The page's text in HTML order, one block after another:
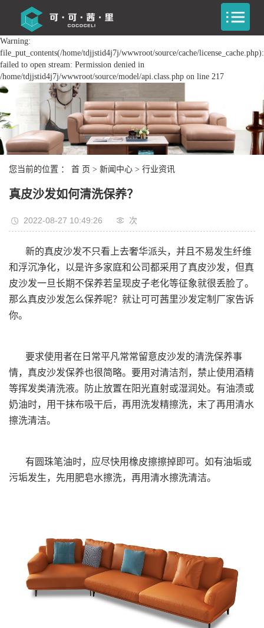
Warning:
file_put_contents(/home/tdjjstid4j7j/wwwroot/source/cache/license_cache.php):
failed to open stream: Permission denied in
/home/tdjjstid4j7j/wwwroot/source/model/api.class.php on line 217
您当前的位置 ： 首 页 > 新闻中心 > 行业资讯
真皮沙发如何清洗保养？
2022-08-27 10:49:26 次
新的真皮沙发不只看上去奢华派头，并且不易发生纤维
和浮沉净化，以是许多家庭和公司都采用了真皮沙发，但真
皮沙发一旦长期不保养若呈现皮子老化等征象就很丢脸了。
那么真皮沙发怎么保养呢？就让可可茜里沙发定制厂家告诉
你。
要求使用者在日常平凡常常留意皮沙发的清洗保养事
情，真皮沙发保养也很简略。要用对清洁剂，禁止使用酒精
等挥发类清洗液。防止放置在阳光直射或湿润处。有油渍或
奶油时，用干抹布吸干后，再用洗发精擦洗，末了再用清水
擦洗清洁。
有圆珠笔油时，应尽快用橡皮擦擦掉即可。如有油垢或
污垢发生，先用肥皂水擦洗，再用清水擦洗清洁。